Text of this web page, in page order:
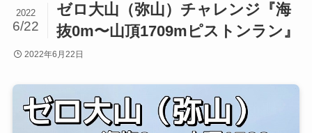
ゼロ大山（弥山）チャレンジ『海
抜0m〜山頂1709mピストンラン』
2022
6/22
2022年6月22日